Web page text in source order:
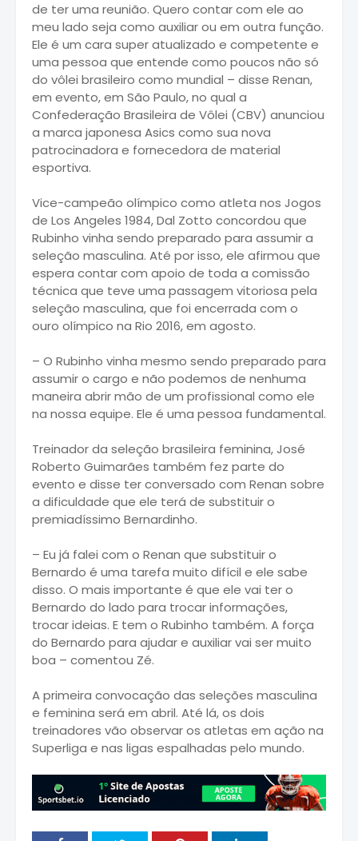
de ter uma reunião. Quero contar com ele ao
meu lado seja como auxiliar ou em outra função.
Ele é um cara super atualizado e competente e
uma pessoa que entende como poucos não só
do vôlei brasileiro como mundial – disse Renan,
em evento, em São Paulo, no qual a
Confederação Brasileira de Vôlei (CBV) anunciou
a marca japonesa Asics como sua nova
patrocinadora e fornecedora de material
esportiva.
Vice-campeão olímpico como atleta nos Jogos
de Los Angeles 1984, Dal Zotto concordou que
Rubinho vinha sendo preparado para assumir a
seleção masculina. Até por isso, ele afirmou que
espera contar com apoio de toda a comissão
técnica que teve uma passagem vitoriosa pela
seleção masculina, que foi encerrada com o
ouro olímpico na Rio 2016, em agosto.
– O Rubinho vinha mesmo sendo preparado para
assumir o cargo e não podemos de nenhuma
maneira abrir mão de um profissional como ele
na nossa equipe. Ele é uma pessoa fundamental.
Treinador da seleção brasileira feminina, José
Roberto Guimarães também fez parte do
evento e disse ter conversado com Renan sobre
a dificuldade que ele terá de substituir o
premiadíssimo Bernardinho.
– Eu já falei com o Renan que substituir o
Bernardo é uma tarefa muito difícil e ele sabe
disso. O mais importante é que ele vai ter o
Bernardo do lado para trocar informações,
trocar ideias. E tem o Rubinho também. A força
do Bernardo para ajudar e auxiliar vai ser muito
boa – comentou Zé.
A primeira convocação das seleções masculina
e feminina será em abril. Até lá, os dois
treinadores vão observar os atletas em ação na
Superliga e nas ligas espalhadas pelo mundo.